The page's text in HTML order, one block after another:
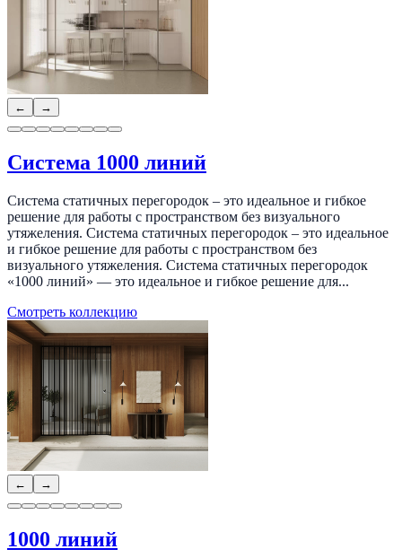
← →
Система 1000 линий
Система статичных перегородок – это идеальное и гибкое
решение для работы с пространством без визуального
утяжеления. Система статичных перегородок – это идеальное
и гибкое решение для работы с пространством без
визуального утяжеления. Система статичных перегородок
«1000 линий» — это идеальное и гибкое решение для...
Смотреть коллекцию
← →
1000 линий